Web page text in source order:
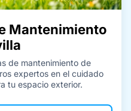
Mantenimiento
de mantenimiento de
expertos en el cuidado
tu espacio exterior.